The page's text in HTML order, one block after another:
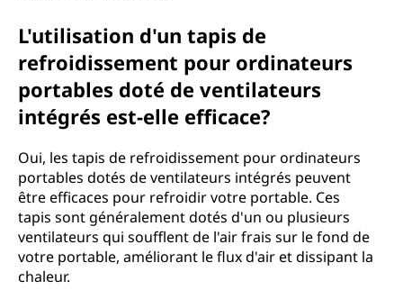
L'utilisation d'un tapis de
refroidissement pour ordinateurs
portables doté de ventilateurs
intégrés est-elle efficace?
Oui, les tapis de refroidissement pour ordinateurs
portables dotés de ventilateurs intégrés peuvent
être efficaces pour refroidir votre portable. Ces
tapis sont généralement dotés d'un ou plusieurs
ventilateurs qui soufflent de l'air frais sur le fond de
votre portable, améliorant le flux d'air et dissipant la
chaleur.